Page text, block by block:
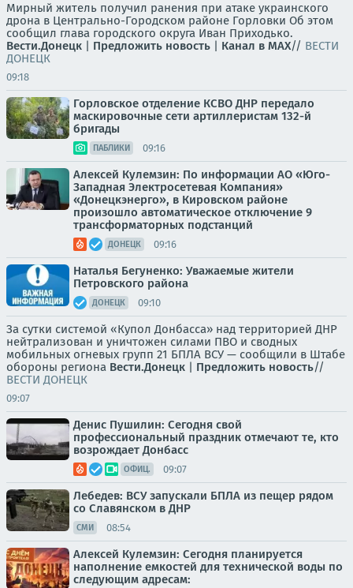
Мирный житель получил ранения при атаке украинского
дрона в Центрально-Городском районе Горловки Об этом
сообщил глава городского округа Иван Приходько.
Вести.Донецк | Предложить новость | Канал в MAX// ВЕСТИ
ДОНЕЦК
09:18
Горловское отделение КСВО ДНР передало
маскировочные сети артиллеристам 132-й
бригады
ПАБЛИКИ 09:16
Алексей Кулемзин: По информации АО «Юго-
Западная Электросетевая Компания»
«Донецкэнерго», в Кировском районе
произошло автоматическое отключение 9
трансформаторных подстанций
ДОНЕЦК 09:16
Наталья Бегуненко: Уважаемые жители
Петровского района
ДОНЕЦК 09:10
За сутки системой «Купол Донбасса» над территорией ДНР
нейтрализован и уничтожен силами ПВО и сводных
мобильных огневых групп 21 БПЛА ВСУ — сообщили в Штабе
обороны региона Вести.Донецк | Предложить новость//
ВЕСТИ ДОНЕЦК
09:07
Денис Пушилин: Сегодня свой
профессиональный праздник отмечают те, кто
возрождает Донбасс
ОФИЦ. 09:07
Лебедев: ВСУ запускали БПЛА из пещер рядом
со Славянском в ДНР
СМИ 08:54
Алексей Кулемзин: Сегодня планируется
наполнение емкостей для технической воды по
следующим адресам: